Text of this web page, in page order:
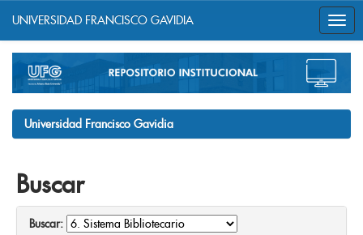
navigation
UNIVERSIDAD FRANCISCO GAVIDIA
Universidad Francisco Gavidia
Buscar
Buscar: